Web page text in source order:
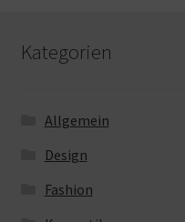
Kategorien
Allgemein
Design
Fashion